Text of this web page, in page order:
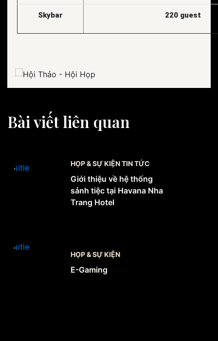
Skybar 220 guest
Bài viết liên quan
HỌP & SỰ KIỆN TIN TỨC
Giới thiệu về hệ thống
sảnh tiệc tại Havana Nha
Trang Hotel
HỌP & SỰ KIỆN
E-Gaming